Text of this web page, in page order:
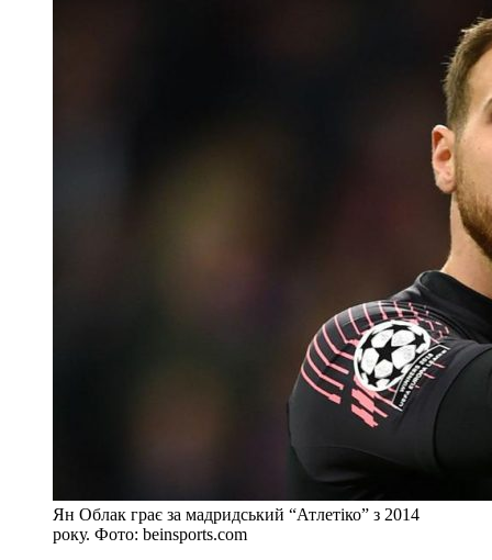
Ян Облак грає за мадридський “Атлетіко” з 2014
року. Фото: beinsports.com